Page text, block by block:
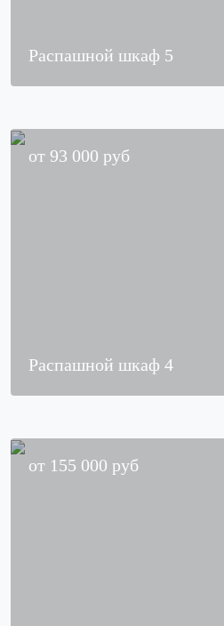
Распашной шкаф 5
от 93 000 руб
Распашной шкаф 4
от 155 000 руб